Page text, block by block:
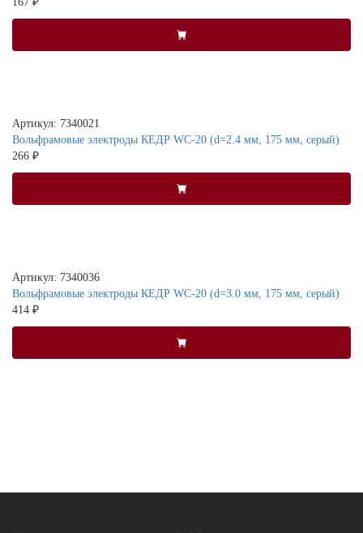
Артикул: 7340021
Вольфрамовые электроды КЕДР WC-20 (d=2.4 мм, 175 мм, серый)
266 ₽
Артикул: 7340036
Вольфрамовые электроды КЕДР WC-20 (d=3.0 мм, 175 мм, серый)
414 ₽